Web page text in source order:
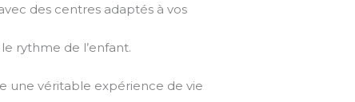
des centres adaptés à vos
rythme de l’enfant.
une véritable expérience de vie